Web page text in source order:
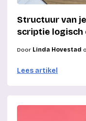
Structuur van
scriptie logisch
Door Linda Hovestad
Lees artikel